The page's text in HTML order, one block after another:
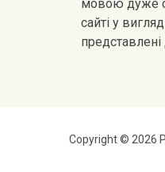
мовою дуже
сайті у
Copyright © 2026